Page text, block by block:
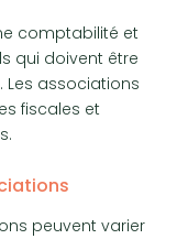
comptabilité et
qui doivent être
Les associations
fiscales et
peuvent varier